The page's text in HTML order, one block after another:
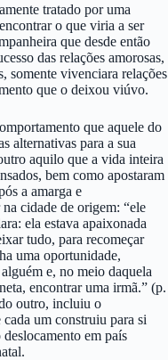
tratado por uma
o que viria a ser
que desde então
das relações amorosas,
somente vivenciara relações
que o deixou viúvo.
que aquele do
alternativas para a sua
aquilo que a vida inteira
bem como apostaram
a amarga e
cidade de origem: “ele
ela estava apaixonada
tudo, para recomeçar
uma oportunidade,
e, no meio daquela
encontrar uma irmã.” (p.
outro, incluiu o
um construiu para si
em país